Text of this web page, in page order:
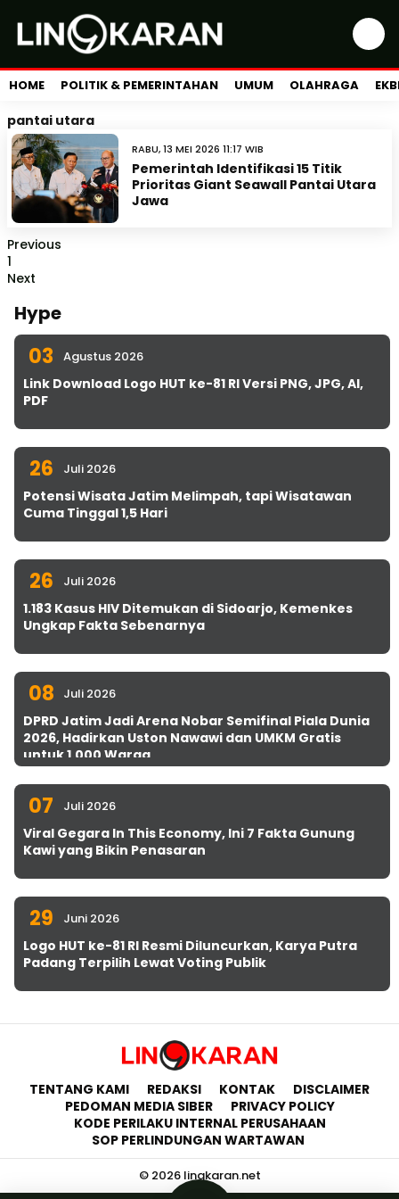
HOME POLITIK & PEMERINTAHAN UMUM OLAHRAGA
pantai utara
RABU, 13 MEI 2026 11:17 WIB
Pemerintah Identifikasi 15 Titik
Prioritas Giant Seawall Pantai Utara
Jawa
Previous
1
Next
Hype
03 Agustus 2026
Link Download Logo HUT ke-81 RI Versi PNG, JPG, AI,
PDF
26 Juli 2026
Potensi Wisata Jatim Melimpah, tapi Wisatawan
Cuma Tinggal 1,5 Hari
26 Juli 2026
1.183 Kasus HIV Ditemukan di Sidoarjo, Kemenkes
Ungkap Fakta Sebenarnya
08 Juli 2026
DPRD Jatim Jadi Arena Nobar Semifinal Piala Dunia
2026, Hadirkan Uston Nawawi dan UMKM Gratis
untuk 1.000 Warga
07 Juli 2026
Viral Gegara In This Economy, Ini 7 Fakta Gunung
Kawi yang Bikin Penasaran
29 Juni 2026
Logo HUT ke-81 RI Resmi Diluncurkan, Karya Putra
Padang Terpilih Lewat Voting Publik
TENTANG KAMI REDAKSI KONTAK
DISCLAIMER
PEDOMAN MEDIA SIBER
PRIVACY POLICY
KODE PERILAKU INTERNAL PERUSAHAAN
SOP PERLINDUNGAN WARTAWAN
© 2026 lingkaran.net